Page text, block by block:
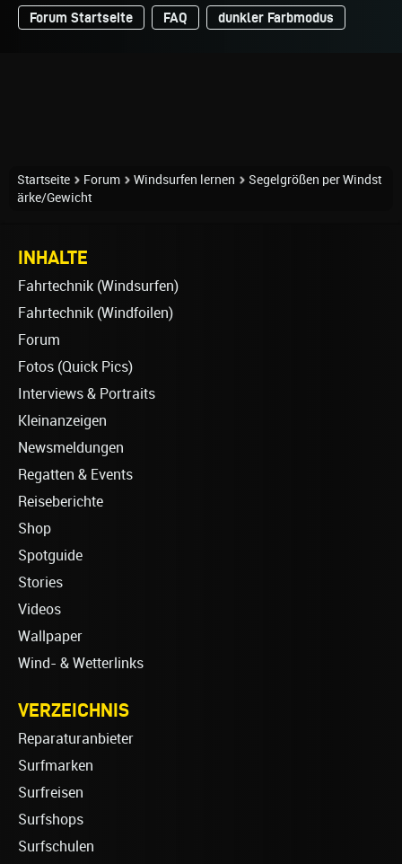
Forum Startseite FAQ dunkler Farbmodus
Startseite Forum Windsurfen lernen
Segelgrößen per Windst
ärke/Gewicht
INHALTE
Fahrtechnik (Windsurfen)
Fahrtechnik (Windfoilen)
Forum
Fotos (Quick Pics)
Interviews & Portraits
Kleinanzeigen
Newsmeldungen
Regatten & Events
Reiseberichte
Shop
Spotguide
Stories
Videos
Wallpaper
Wind- & Wetterlinks
VERZEICHNIS
Reparaturanbieter
Surfmarken
Surfreisen
Surfshops
Surfschulen